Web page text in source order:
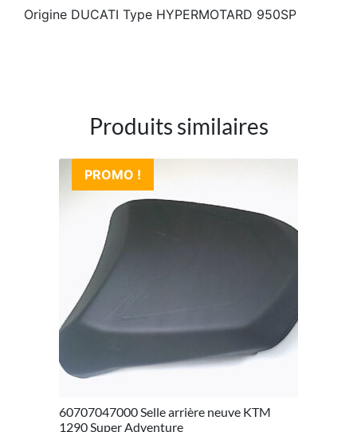
Origine DUCATI Type HYPERMOTARD 950SP
Produits similaires
PROMO !
60707047000 Selle arrière neuve KTM
1290 Super Adventure